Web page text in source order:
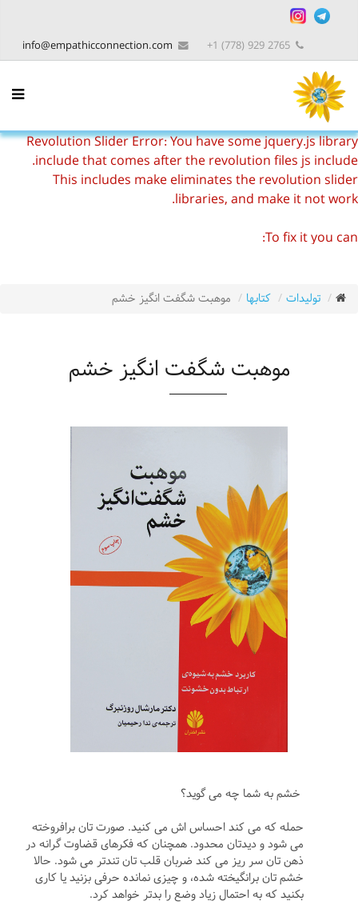
info@empathicconnection.com
Revolution Slider Error: You have some jquery.js library
include that comes after the revolution files js include.
This includes make eliminates the revolution slider
libraries, and make it not work.
To fix it you can:
2. Find the double jquery.js include and remove it.
تولیدات کتابها موهبت شگفت انگیز خشم
موهبت شگفت انگیز خشم
خشم به شما چه می گوید؟
حمله که می کند احساس اش می کنید. صورت تان برافروخته
می شود و دیدتان محدود. همچنان که فکرهای قضاوت گرانه در
ذهن تان سر ریز می کند ضربان قلب تان تندتر می شود. حالا
خشم تان برانگیخته شده، و چیزی نمانده حرفی بزنید یا کاری
بکنید که به احتمال زیاد وضع را بدتر خواهد کرد.